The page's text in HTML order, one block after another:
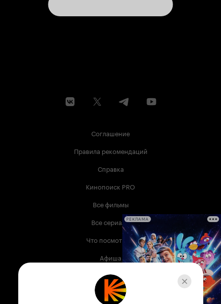
Соглашение
Правила рекомендаций
Справка
Кинопоиск PRO
Все фильмы
Все сериалы
Что посмотреть
Афиша
Музыка
Телепрограмма
РЕКЛАМА